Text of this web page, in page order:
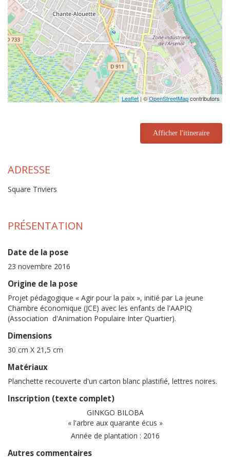
Leaflet | ©OpenStreetMapcontributors
Afficher l'itineraire
ADRESSE
Square Triviers
PRÉSENTATION
Date de la pose
23 novembre 2016
Origine de la pose
Projet pédagogique « Agir pour la paix », initié par La jeune
Chambre économique (JCE) avec les enfants de l'AAPIQ
(Association d'Animation Populaire Inter Quartier).
Dimensions
30 cm X 21,5 cm
Matériaux
Planchette recouverte d'un carton blanc plastifié, lettres noires.
Inscription (texte complet)
GINKGO BILOBA
« l'arbre aux quarante écus »
Année de plantation : 2016
Autres commentaires